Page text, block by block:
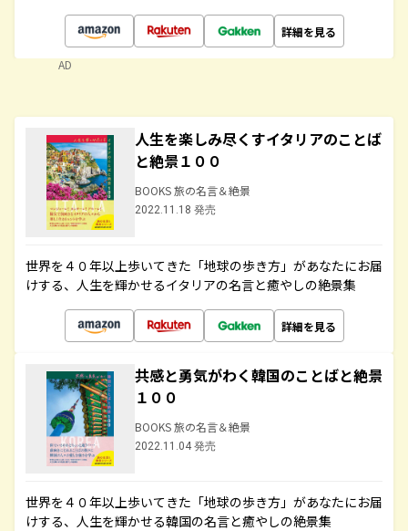
詳細を見る
AD
人生を楽しみ尽くすイタリアのことば
と絶景１００
BOOKS 旅の名言＆絶景
2022.11.18 発売
世界を４０年以上歩いてきた「地球の歩き方」があなたにお届
けする、人生を輝かせるイタリアの名言と癒やしの絶景集
詳細を見る
共感と勇気がわく韓国のことばと絶景
１００
BOOKS 旅の名言＆絶景
2022.11.04 発売
世界を４０年以上歩いてきた「地球の歩き方」があなたにお届
けする、人生を輝かせる韓国の名言と癒やしの絶景集